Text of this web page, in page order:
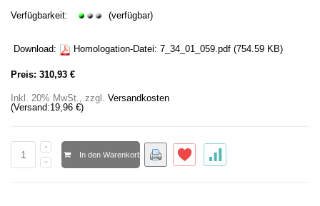
Verfügbarkeit: (verfügbar)
Download: Homologation-Datei: 7_34_01_059.pdf (754.59 KB)
Preis: 310,93 €
Inkl. 20% MwSt., zzgl. Versandkosten
(Versand:19,96 €)
In den Warenkorb